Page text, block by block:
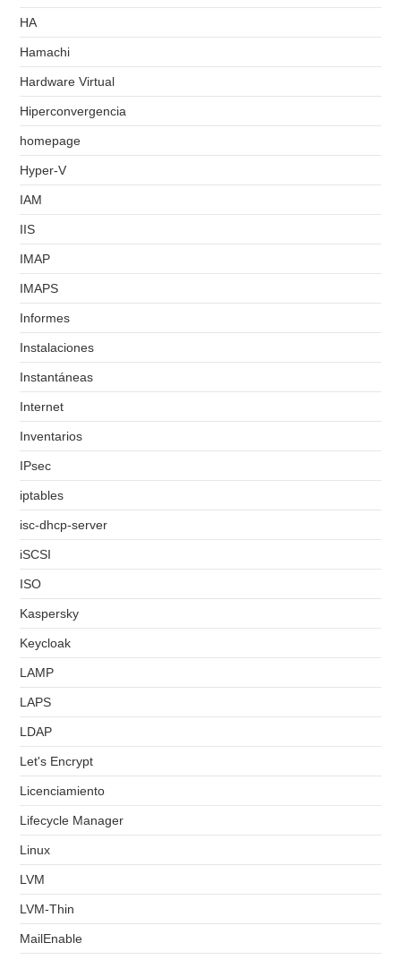
HA
Hamachi
Hardware Virtual
Hiperconvergencia
homepage
Hyper-V
IAM
IIS
IMAP
IMAPS
Informes
Instalaciones
Instantáneas
Internet
Inventarios
IPsec
iptables
isc-dhcp-server
iSCSI
ISO
Kaspersky
Keycloak
LAMP
LAPS
LDAP
Let's Encrypt
Licenciamiento
Lifecycle Manager
Linux
LVM
LVM-Thin
MailEnable